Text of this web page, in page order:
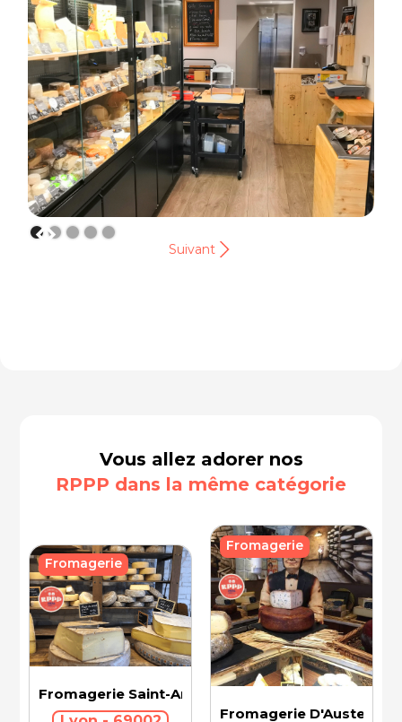
Suivant
Vous allez adorer nos
RPPP dans la même catégorie
Fromagerie Saint-Antoine
Fromagerie
Fromagerie D'Austerlitz
Fromagerie